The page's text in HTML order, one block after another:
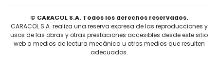
© CARACOL S.A. Todos los derechos reservados.
CARACOL S.A. realiza una reserva expresa de las reproducciones y
usos de las obras y otras prestaciones accesibles desde este sitio
web a medios de lectura mecánica u otros medios que resulten
adecuados.